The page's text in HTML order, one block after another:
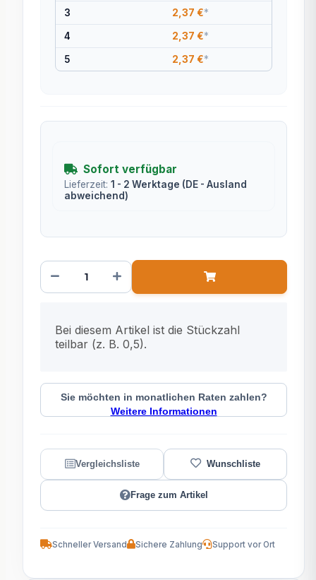
3 2,37 €*
4 2,37 €*
5 2,37 €*
Sofort verfügbar
Lieferzeit: 1 - 2 Werktage (DE - Ausland
abweichend)
Bei diesem Artikel ist die Stückzahl
teilbar (z. B. 0,5).
Sie möchten in monatlichen Raten zahlen?
Weitere Informationen
Frage zum Artikel
Schneller Versand Sichere Zahlung Support vor Ort